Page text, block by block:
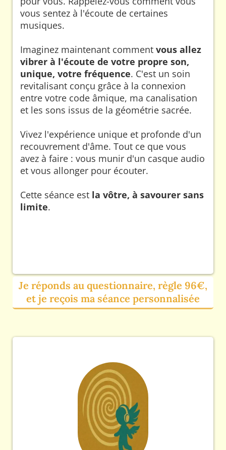
vous sentez à l'écoute de certaines
musiques.
Imaginez maintenant comment vous allez
vibrer à l'écoute de votre propre son,
unique, votre fréquence. C'est un soin
revitalisant conçu grâce à la connexion
entre votre code âmique, ma canalisation
et les sons issus de la géométrie sacrée.
Vivez l'expérience unique et profonde d'un
recouvrement d'âme. Tout ce que vous
avez à faire : vous munir d'un casque audio
et vous allonger pour écouter.
Cette séance est la vôtre, à savourer sans
limite.
Je réponds au questionnaire, règle 96€,
et je reçois ma séance personnalisée